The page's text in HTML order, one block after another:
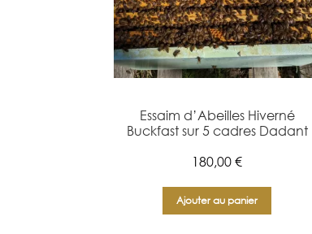
Essaim d’Abeilles Hiverné
Buckfast sur 5 cadres Dadant
180,00 €
Ajouter au panier